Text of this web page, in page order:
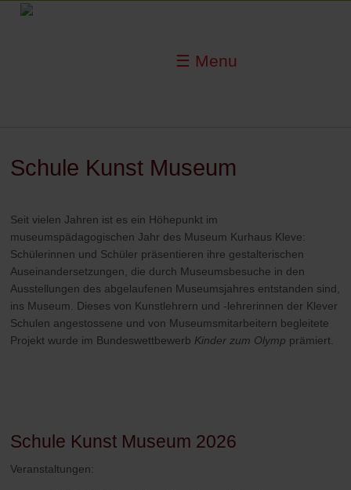
☰ Menu
Schule Kunst Museum
Seit vielen Jahren ist es ein Höhepunkt im
museumspädagogischen Jahr des Museum Kurhaus Kleve:
Schülerinnen und Schüler präsentieren ihre gestalterischen
Auseinandersetzungen, die durch Museumsbesuche in den
Ausstellungen des abgelaufenen Museumsjahres entstanden sind,
ins Museum. Dieses von Kunstlehrern und -lehrerinnen der Klever
Schulen angestossene und von Museumsmitarbeitern begleitete
Projekt wurde im Bundeswettbewerb Kinder zum Olymp prämiert.
Schule Kunst Museum 2026
Veranstaltungen: